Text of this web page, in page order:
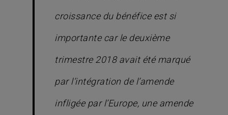
croissance du bénéfice est si
importante car le deuxième
trimestre 2018 avait été marqué
par l’intégration de l’amende
infligée par l’Europe, une amende